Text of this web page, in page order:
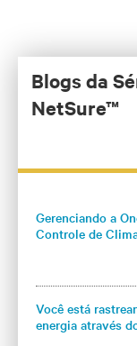
Blogs da
NetSure™
Gerenciando a
Controle de
Você está
energia através